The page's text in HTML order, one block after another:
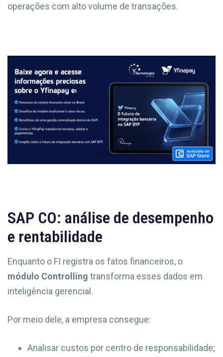
operações com alto volume de transações.
SAP CO: análise de desempenho
e rentabilidade
Enquanto o FI registra os fatos financeiros, o
módulo Controlling transforma esses dados em
inteligência gerencial.
Por meio dele, a empresa consegue:
Analisar custos por centro de responsabilidade;